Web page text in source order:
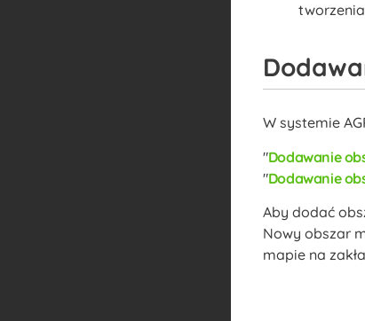
W systemie
Dodawanie
Dodawanie
Aby dodać
Nowy obszar
mapie na